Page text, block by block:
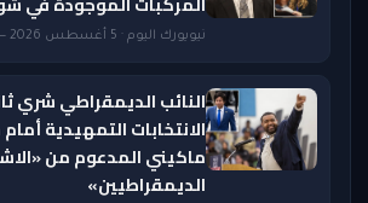
نيويورك اليوم · 5 أغسطس 2026 — 6:50 PM
النائب الديمقراطي شري
الانتخابات التمهيدية
ماكيني المدعوم من
الديمقراطيين»